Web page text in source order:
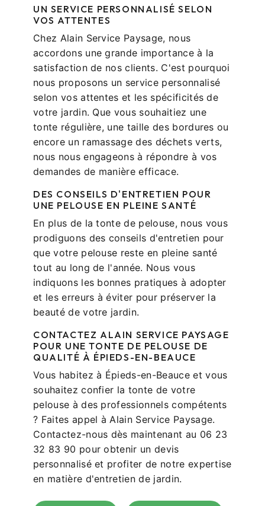
UN SERVICE PERSONNALISÉ SELON
VOS ATTENTES
Chez Alain Service Paysage, nous
accordons une grande importance à la
satisfaction de nos clients. C'est pourquoi
nous proposons un service personnalisé
selon vos attentes et les spécificités de
votre jardin. Que vous souhaitiez une
tonte régulière, une taille des bordures ou
encore un ramassage des déchets verts,
nous nous engageons à répondre à vos
demandes de manière efficace.
DES CONSEILS D'ENTRETIEN POUR
UNE PELOUSE EN PLEINE SANTÉ
En plus de la tonte de pelouse, nous vous
prodiguons des conseils d'entretien pour
que votre pelouse reste en pleine santé
tout au long de l'année. Nous vous
indiquons les bonnes pratiques à adopter
et les erreurs à éviter pour préserver la
beauté de votre jardin.
CONTACTEZ ALAIN SERVICE PAYSAGE
POUR UNE TONTE DE PELOUSE DE
QUALITÉ À ÉPIEDS-EN-BEAUCE
Vous habitez à Épieds-en-Beauce et vous
souhaitez confier la tonte de votre
pelouse à des professionnels compétents
? Faites appel à Alain Service Paysage.
Contactez-nous dès maintenant au 06 23
32 83 90 pour obtenir un devis
personnalisé et profiter de notre expertise
en matière d'entretien de jardin.